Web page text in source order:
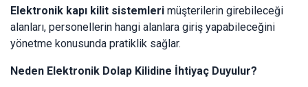
Elektronik kapı kilit sistemleri müşterilerin girebileceği
alanları, personellerin hangi alanlara giriş yapabileceğini
yönetme konusunda pratiklik sağlar.
Neden Elektronik Dolap Kilidine İhtiyaç Duyulur?